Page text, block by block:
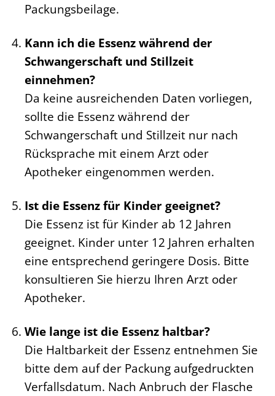
Packungsbeilage.
Kann ich die Essenz während der
Schwangerschaft und Stillzeit
einnehmen?
Da keine ausreichenden Daten vorliegen,
sollte die Essenz während der
Schwangerschaft und Stillzeit nur nach
Rücksprache mit einem Arzt oder
Apotheker eingenommen werden.
Ist die Essenz für Kinder geeignet?
Die Essenz ist für Kinder ab 12 Jahren
geeignet. Kinder unter 12 Jahren erhalten
eine entsprechend geringere Dosis. Bitte
konsultieren Sie hierzu Ihren Arzt oder
Apotheker.
Wie lange ist die Essenz haltbar?
Die Haltbarkeit der Essenz entnehmen Sie
bitte dem auf der Packung aufgedruckten
Verfallsdatum. Nach Anbruch der Flasche